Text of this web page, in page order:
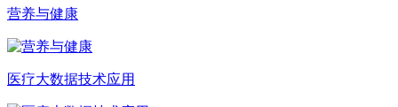
营养与健康
医疗大数据技术应用